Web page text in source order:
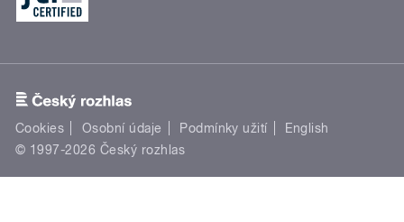
Cookies Osobní údaje Podmínky užití
English
© 1997-2026 Český rozhlas